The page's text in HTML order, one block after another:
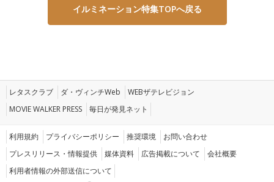
イルミネーション特集TOPへ戻る
レタスクラブ ダ・ヴィンチWeb
WEBザテレビジョン
MOVIE WALKER PRESS
毎日が発見ネット
利用規約 プライバシーポリシー 推奨環境
お問い合わせ
プレスリリース・情報提供
媒体資料 広告掲載について
会社概要
利用者情報の外部送信について